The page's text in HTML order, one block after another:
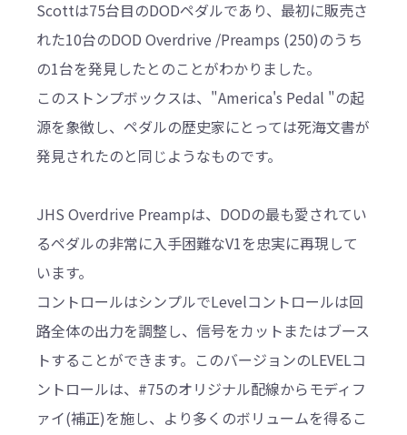
Scottは75台目のDODペダルであり、最初に販売さ
れた10台のDOD Overdrive /Preamps (250)のうち
の1台を発見したとのことがわかりました。
このストンプボックスは、"America's Pedal "の起
源を象徴し、ペダルの歴史家にとっては死海文書が
発見されたのと同じようなものです。
JHS Overdrive Preampは、DODの最も愛されてい
るペダルの非常に入手困難なV1を忠実に再現して
います。
コントロールはシンプルでLevelコントロールは回
路全体の出力を調整し、信号をカットまたはブース
トすることができます。このバージョンのLEVELコ
ントロールは、#75のオリジナル配線からモディフ
ァイ(補正)を施し、より多くのボリュームを得るこ